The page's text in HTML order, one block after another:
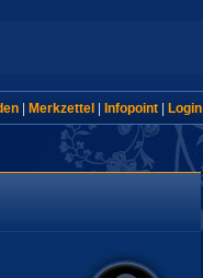
| Merkzettel Infopoint| Login